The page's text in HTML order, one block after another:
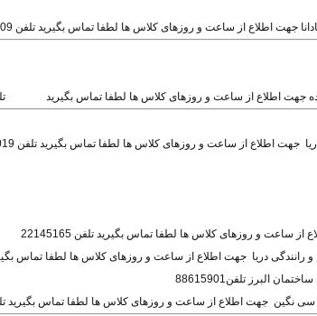
جهت اطلاع از ساعت و روزهای کلاس ها لطفا تماس بگیرید تلفن
جهت اطلاع از ساعت و روزهای کلاس ها لطفا تماس بگیرید تلفن 88362019
رانندگی دریا جهت اطلاع از ساعت و روزهای کلاس ها لطفا تماس بگیرید
البرز تلفن88615901
سی نگین جهت اطلاع از ساعت و روزهای کلاس ها لطفا تماس بگیرید تلفن